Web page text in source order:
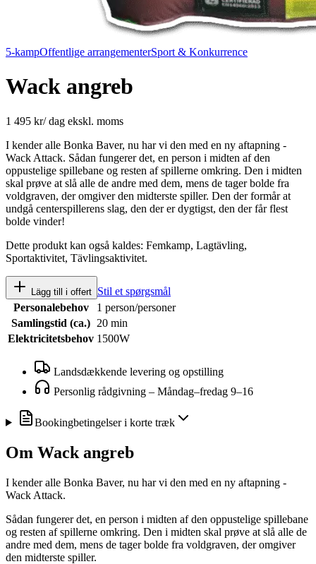
5-kampOffentlige arrangementerSport & Konkurrence
Wack angreb
1 495 kr/dag ekskl. moms
I kender alle Bonka Baver, nu har vi den med en ny aftapning -
Wack Attack. Sådan fungerer det, en person i midten af ​​den
oppustelige spillebane og resten af ​​spillerne omkring. Den i midten
skal prøve at slå alle de andre med dem, mens de tager bolde fra
voldgraven, der omgiver den midterste spiller. Den der formår at
undgå centerspillerens slag, den der er dygtigst, den der får flest
bolde vinder!
Dette produkt kan også kaldes: Femkamp, Lagtävling,
Sportaktivitet, Tävlingsaktivitet.
Lägg till i offert Stil et spørgsmål
Personalebehov
1 person/personer
Samlingstid (ca.) 20 min
Elektricitetsbehov 1500W
Landsdækkende levering og opstilling
Personlig rådgivning – Måndag–fredag 9–16
Bookingbetingelser i korte træk
Om Wack angreb
I kender alle Bonka Baver, nu har vi den med en ny aftapning -
Wack Attack.
Sådan fungerer det, en person i midten af ​​den oppustelige spillebane
og resten af ​​spillerne omkring. Den i midten skal prøve at slå alle de
andre med dem, mens de tager bolde fra voldgraven, der omgiver
den midterste spiller.